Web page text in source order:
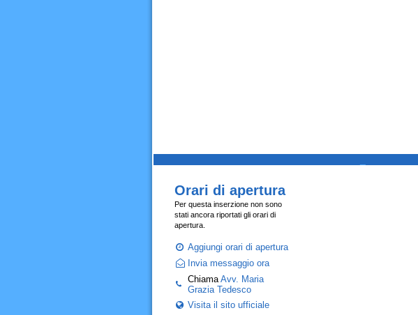
Orari di apertura
Per questa inserzione non sono
stati ancora riportati gli orari di
apertura.
Aggiungi orari di apertura
Invia messaggio ora
ChiamaAvv. Maria
Grazia Tedesco
Visita il sito ufficiale